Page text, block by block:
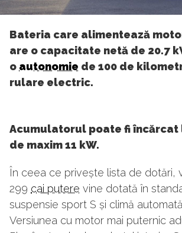
Bateria care alimentează
are o capacitate netă de 20.7
o autonomie de 100 de
rulare electric.
Acumulatorul poate fi încărcat
de maxim 11 kW.
În ceea ce privește lista de dotări,
299 cai putere vine dotată în
suspensie sport S și climă
Versiunea cu motor mai puternic